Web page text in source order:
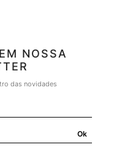
NOSSA
das novidades
Ok